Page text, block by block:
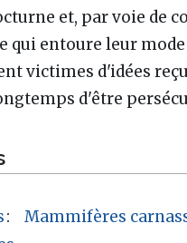
et, par voie de
qui entoure leur mode
victimes d'idées
d'être
:
Mammifères